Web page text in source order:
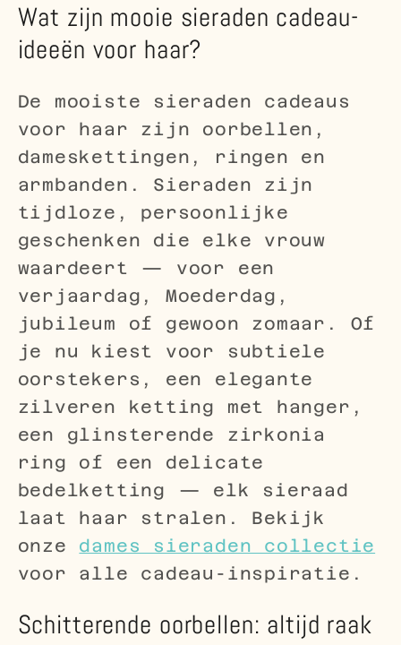
Wat zijn mooie sieraden cadeau-
ideeën voor haar?
De mooiste sieraden cadeaus
voor haar zijn oorbellen,
dameskettingen, ringen en
armbanden. Sieraden zijn
tijdloze, persoonlijke
geschenken die elke vrouw
waardeert — voor een
verjaardag, Moederdag,
jubileum of gewoon zomaar. Of
je nu kiest voor subtiele
oorstekers, een elegante
zilveren ketting met hanger,
een glinsterende zirkonia
ring of een delicate
bedelketting — elk sieraad
laat haar stralen. Bekijk
onze dames sieraden collectie
voor alle cadeau-inspiratie.
Schitterende oorbellen: altijd raak